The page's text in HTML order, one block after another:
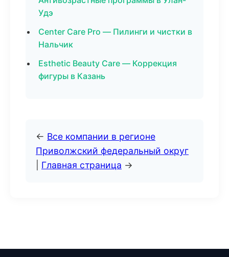
Удэ
Center Care Pro — Пилинги и чистки в
Нальчик
Esthetic Beauty Care — Коррекция
фигуры в Казань
← Все компании в регионе
Приволжский федеральный округ
Главная страница →